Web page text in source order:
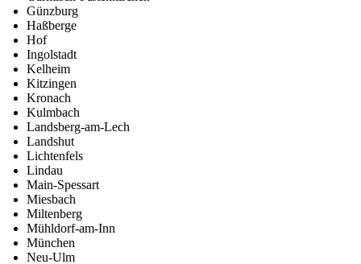
Günzburg
Haßberge
Hof
Ingolstadt
Kelheim
Kitzingen
Kronach
Kulmbach
Landsberg-am-Lech
Landshut
Lichtenfels
Lindau
Main-Spessart
Miesbach
Miltenberg
Mühldorf-am-Inn
München
Neu-Ulm